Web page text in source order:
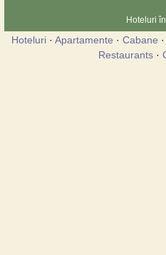
Hoteluri
Hoteluri· Apartamente · Cabane ·
Restaurants ·